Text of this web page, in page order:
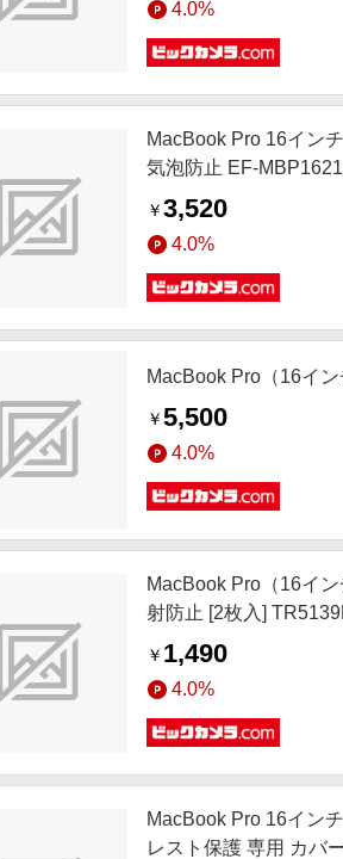
4.0%
MacBook Pro 16イン
気泡防止 EF-
￥3,520
4.0%
MacBook Pro（16イ
￥5,500
4.0%
MacBook Pro（16イ
射防止 [2枚入]
￥ 1,490
4.0%
MacBook Pro 16イン
レスト保護 専用 カバ